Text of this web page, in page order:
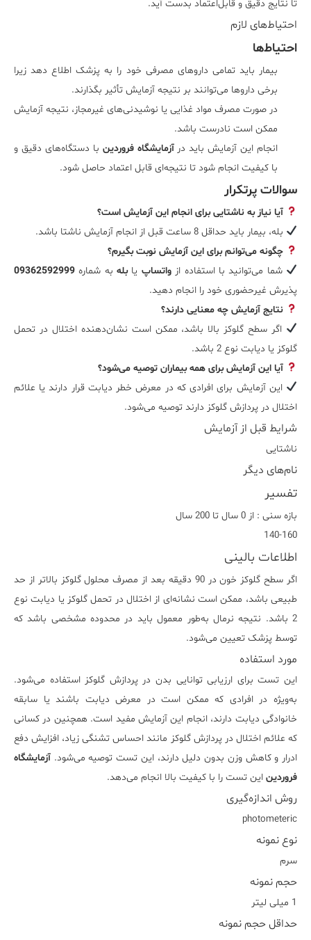
تا نتایج دقیق و قابل‌اعتماد بدست آید.
احتیاط‌های لازم
احتیاط‌ها
بیمار باید تمامی داروهای مصرفی خود را به پزشک اطلاع دهد زیرا
برخی داروها می‌توانند بر نتیجه آزمایش تأثیر بگذارند.
در صورت مصرف مواد غذایی یا نوشیدنی‌های غیرمجاز، نتیجه آزمایش
ممکن است نادرست باشد.
انجام این آزمایش باید درآزمایشگاه فروردین با دستگاه‌های دقیق و
با کیفیت انجام شود تا نتیجه‌ای قابل اعتماد حاصل شود.
سوالات پرتکرار
آیا نیاز به ناشتایی برای انجام این آزمایش است؟
بله، بیمار باید حداقل 8 ساعت قبل از انجام آزمایش ناشتا باشد.
چگونه می‌توانم برای این آزمایش نوبت بگیرم؟
شما می‌توانید با استفاده ازواتساپ یابلهبه شماره 09362592999
پذیرش غیرحضوری خود را انجام دهید.
نتایج آزمایش چه معنایی دارند؟
اگر سطح گلوکز بالا باشد، ممکن است نشان‌دهنده اختلال در تحمل
گلوکز یا دیابت نوع 2 باشد.
آیا این آزمایش برای همه بیماران توصیه می‌شود؟
این آزمایش برای افرادی که در معرض خطر دیابت قرار دارند یا علائم
اختلال در پردازش گلوکز دارند توصیه می‌شود.
شرایط قبل از آزمایش
ناشتایی
نام‌های دیگر
تفسیر
بازه سنی : از 0 سال تا 200 سال
140-160
اطلاعات بالینی
اگر سطح گلوکز خون در 90 دقیقه بعد از مصرف محلول گلوکز بالاتر از حد
طبیعی باشد، ممکن است نشانه‌ای از اختلال در تحمل گلوکز یا دیابت نوع
2 باشد. نتیجه نرمال به‌طور معمول باید در محدوده مشخصی باشد که
توسط پزشک تعیین می‌شود.
مورد استفاده
این تست برای ارزیابی توانایی بدن در پردازش گلوکز استفاده می‌شود.
به‌ویژه در افرادی که ممکن است در معرض دیابت باشند یا سابقه
خانوادگی دیابت دارند، انجام این آزمایش مفید است. همچنین در کسانی
که علائم اختلال در پردازش گلوکز مانند احساس تشنگی زیاد، افزایش دفع
ادرار و کاهش وزن بدون دلیل دارند، این تست توصیه می‌شود. آزمایشگاه
فروردین این تست را با کیفیت بالا انجام می‌دهد.
روش اندازه‌گیری
photometeric
نوع نمونه
سرم
حجم نمونه
1 میلی لیتر
حداقل حجم نمونه